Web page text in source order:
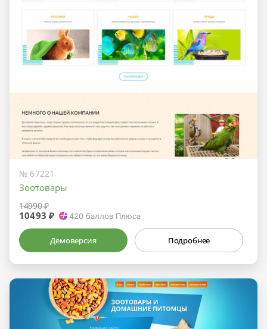
№ 67221
Зоотовары
14990 ₽
10493 ₽ 420 баллов Плюса
Демоверсия Подробнее